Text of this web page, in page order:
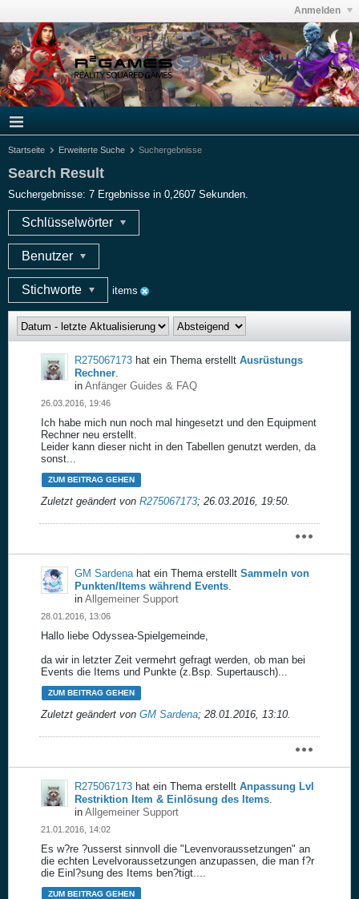
Anmelden
Startseite Erweiterte Suche Suchergebnisse
Search Result
Suchergebnisse: 7 Ergebnisse in 0,2607 Sekunden.
Schlüsselwörter
Benutzer
Stichworte items
R275067173 hat ein Thema erstellt Ausrüstungs
Rechner.
in Anfänger Guides & FAQ
26.03.2016, 19:46
Ich habe mich nun noch mal hingesetzt und den Equipment
Rechner neu erstellt.
Leider kann dieser nicht in den Tabellen genutzt werden, da
sonst...
ZUM BEITRAG GEHEN
Zuletzt geändert von R275067173; 26.03.2016, 19:50.
GM Sardenahat ein Thema erstellt Sammeln von
Punkten/Items während Events.
in Allgemeiner Support
28.01.2016, 13:06
Hallo liebe Odyssea-Spielgemeinde,
da wir in letzter Zeit vermehrt gefragt werden, ob man bei
Events die Items und Punkte (z.Bsp. Supertausch)...
ZUM BEITRAG GEHEN
Zuletzt geändert von GM Sardena; 28.01.2016, 13:10.
R275067173 hat ein Thema erstellt Anpassung Lvl
Restriktion Item & Einlösung des Items.
in Allgemeiner Support
21.01.2016, 14:02
Es w?re ?usserst sinnvoll die "Levenvoraussetzungen" an
die echten Levelvoraussetzungen anzupassen, die man f?r
die Einl?sung des Items ben?tigt....
ZUM BEITRAG GEHEN